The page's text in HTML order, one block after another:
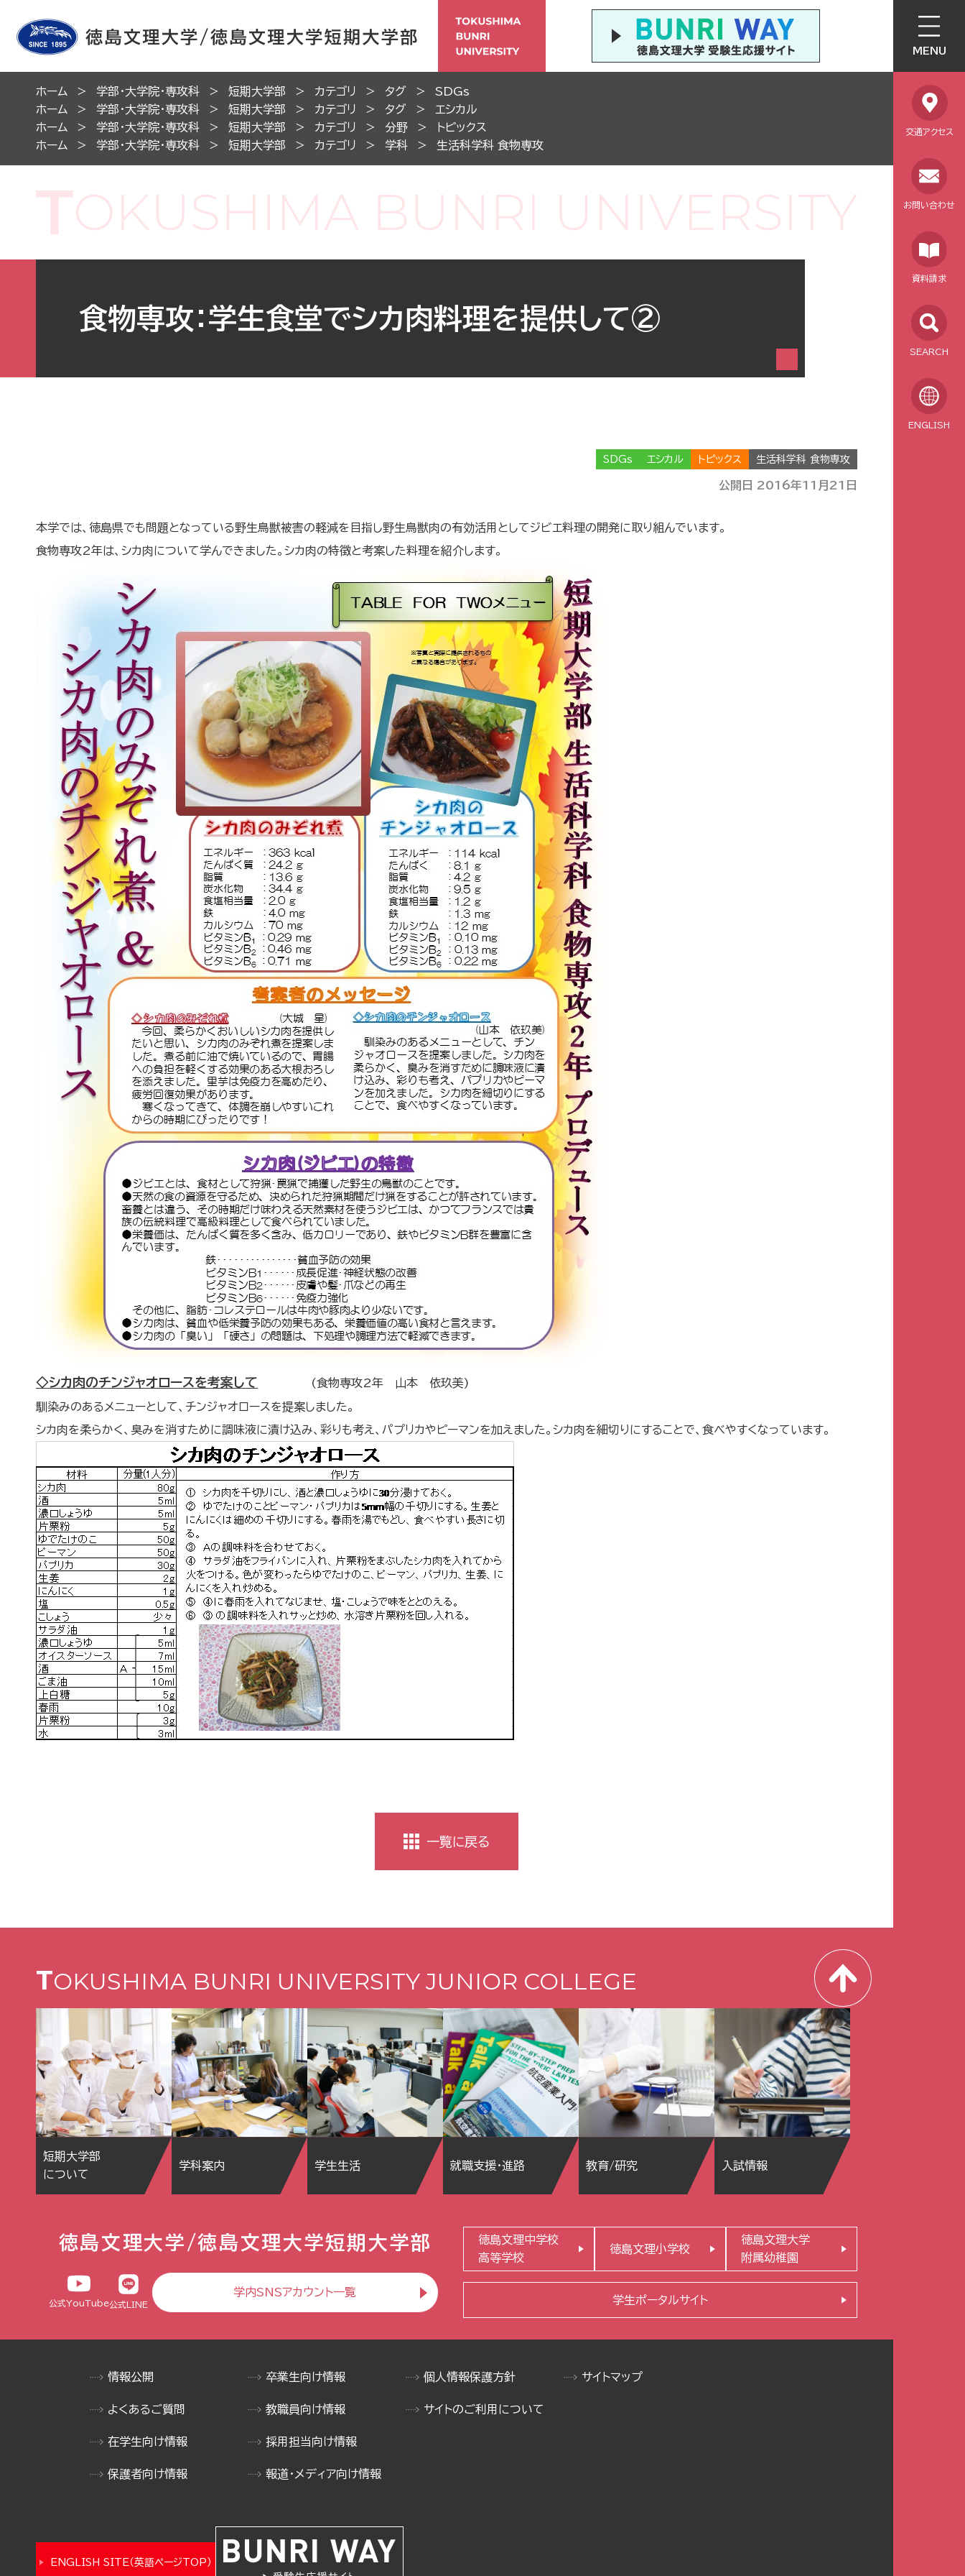
MENU
交通アクセス
お問い合わせ
資料請求
SEARCH
ENGLISH
ホーム 学部・大学院・専攻科 短期大学部 カテゴリ タグ
SDGs
ホーム
学部・大学院・専攻科 短期大学部 カテゴリ タグ
エシカル
ホーム
学部・大学院・専攻科 短期大学部 カテゴリ 分野
トピックス
ホーム
学部・大学院・専攻科 短期大学部 カテゴリ 学科 生活科学科 食物専攻
食物専攻：学生食堂でシカ肉料理を提供して②
SDGs エシカル トピックス 生活科学科 食物専攻
公開日 2016年11月21日
本学では、徳島県でも問題となっている野生鳥獣被害の軽減を目指し野生鳥獣肉の有効活用としてジビエ料理の開発に取り組んでいます。
食物専攻2年は、シカ肉について学んできました。シカ肉の特徴と考案した料理を紹介します。
◇シカ肉のチンジャオロースを考案して (食物専攻2年 山本 依玖美)
馴染みのあるメニューとして、チンジャオロースを提案しました。
シカ肉を柔らかく、臭みを消すために調味液に漬け込み、彩りも考え、パプリカやピーマンを加えました。シカ肉を細切りにすることで、食べやすくなっています。
一覧に戻る
TOKUSHIMA BUNRI UNIVERSITY JUNIOR COLLEGE
短期大学部
について
学科案内 学生生活 就職支援・進路 教育/研究 入試情報
徳島文理大学/徳島文理大学短期大学部
公式YouTube公式LINE
学内SNSアカウント一覧
徳島文理中学校
高等学校
徳島文理小学校
徳島文理大学
附属幼稚園
学生ポータルサイト
情報公開
よくあるご質問
在学生向け情報
保護者向け情報
卒業生向け情報
教職員向け情報
採用担当向け情報
報道・メディア向け情報
個人情報保護方針
サイトのご利用について
サイトマップ
ENGLISH SITE（英語ページTOP）